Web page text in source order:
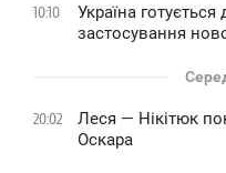
10:10
Україна
застосування
20:02
Леся — Нікітюк
Оскара